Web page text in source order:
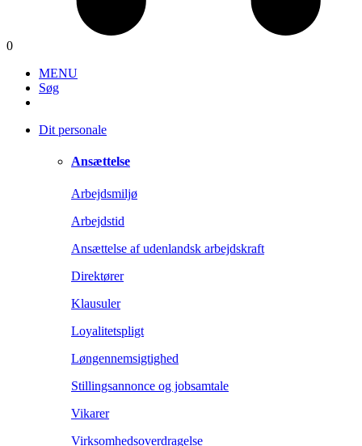
0
MENU
Søg
Dit personale
Ansættelse
Arbejdsmiljø
Arbejdstid
Ansættelse af udenlandsk arbejdskraft
Direktører
Klausuler
Loyalitetspligt
Løngennemsigtighed
Stillingsannonce og jobsamtale
Vikarer
Virksomhedsoverdragelse